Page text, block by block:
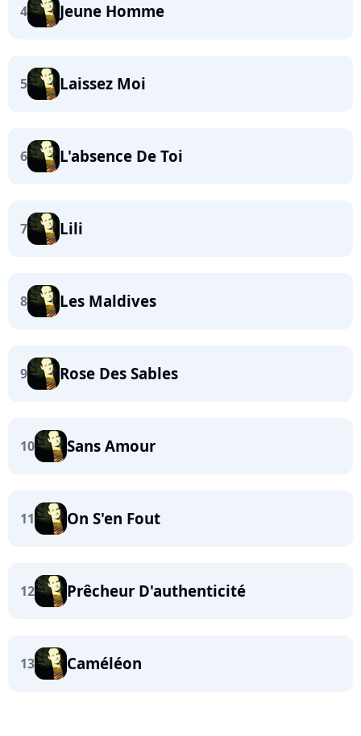
4 Jeune Homme
5 Laissez Moi
6 L'absence De Toi
7 Lili
8 Les Maldives
9 Rose Des Sables
10 Sans Amour
11 On S'en Fout
12 Prêcheur D'authenticité
13 Caméléon